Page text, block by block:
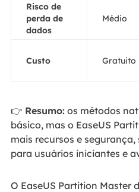
Risco de
perda de
dados
Médio
Custo Gratuito
👉 Resumo:os métodos
básico, mas o EaseUS
mais recursos e
para usuários iniciantes e
O EaseUS Partition Master